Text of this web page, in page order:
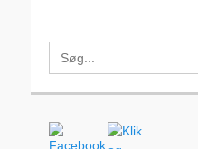
Search
for: